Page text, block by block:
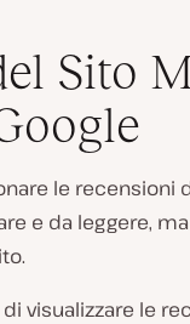
Sito
le recensioni
e da leggere,
visualizzare le